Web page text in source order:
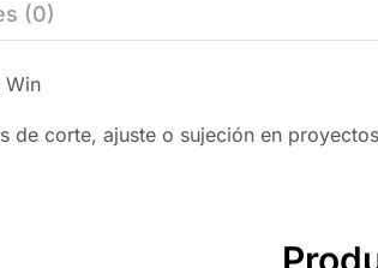
(0)
Win
de corte, ajuste o sujeción en